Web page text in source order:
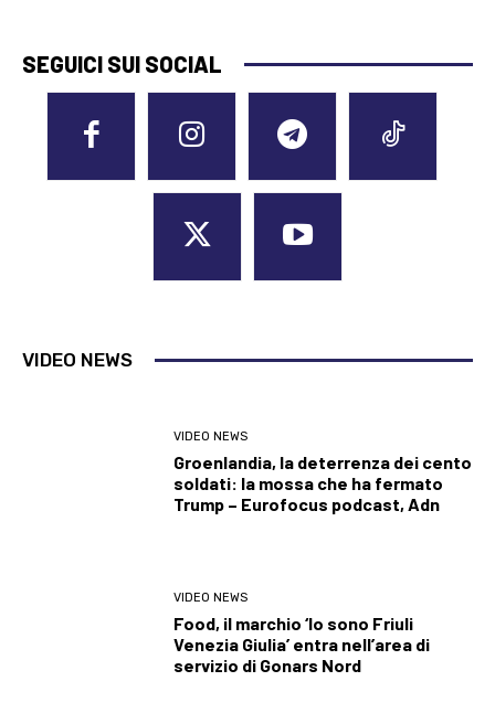
SEGUICI SUI SOCIAL
VIDEO NEWS
VIDEO NEWS
Groenlandia, la deterrenza dei cento
soldati: la mossa che ha fermato
Trump – Eurofocus podcast, Adn
VIDEO NEWS
Food, il marchio ‘Io sono Friuli
Venezia Giulia’ entra nell’area di
servizio di Gonars Nord